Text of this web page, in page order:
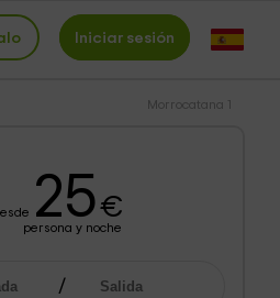
Iniciar sesión
Morrocatana 1
25€
persona y noche